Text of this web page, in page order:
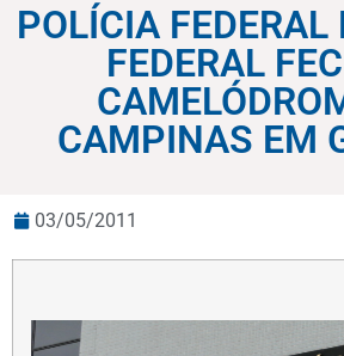
POLÍCIA FEDERAL
FEDERAL
CAMPINAS EM
03/05/2011